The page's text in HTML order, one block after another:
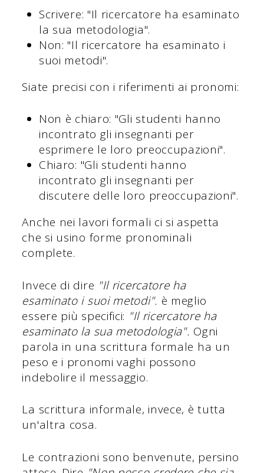
Scrivere: "Il ricercatore ha esaminato
la sua metodologia".
Non: "Il ricercatore ha esaminato i
suoi metodi".
Siate precisi con i riferimenti ai pronomi:
Non è chiaro: "Gli studenti hanno
incontrato gli insegnanti per
esprimere le loro preoccupazioni".
Chiaro: "Gli studenti hanno
incontrato gli insegnanti per
discutere delle loro preoccupazioni".
Anche nei lavori formali ci si aspetta
che si usino forme pronominali
complete.
Invece di dire "Il ricercatore ha
esaminato i suoi metodi". è meglio
essere più specifici: "Il ricercatore ha
esaminato la sua metodologia". Ogni
parola in una scrittura formale ha un
peso e i pronomi vaghi possono
indebolire il messaggio.
La scrittura informale, invece, è tutta
un'altra cosa.
Le contrazioni sono benvenute, persino